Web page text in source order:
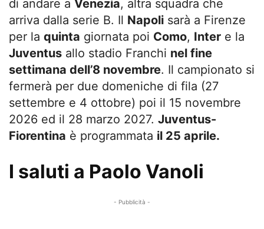
di andare a Venezia, altra squadra che
arriva dalla serie B. Il Napoli sarà a Firenze
per la quinta giornata poi Como, Inter e la
Juventus allo stadio Franchi nel fine
settimana dell’8 novembre. Il campionato si
fermerà per due domeniche di fila (27
settembre e 4 ottobre) poi il 15 novembre
2026 ed il 28 marzo 2027. Juventus-
Fiorentina è programmata il 25 aprile.
I saluti a Paolo Vanoli
- Pubblicità -